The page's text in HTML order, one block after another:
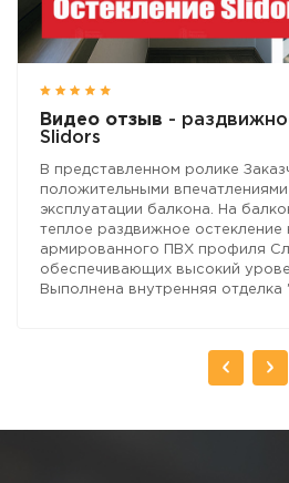
Видео отзыв -
Slidors
В представленном ролике
положительными
эксплуатации балкона. На
теплое раздвижное остекление
армированного ПВХ профиля
обеспечивающих высокий
Выполнена внутренняя отделка